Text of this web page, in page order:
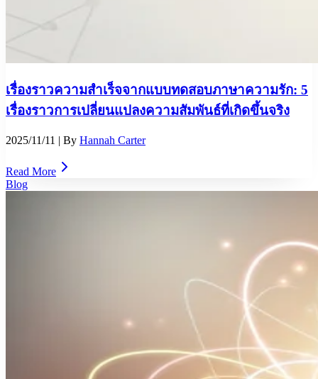
เรื่องราวความสำเร็จจากแบบทดสอบภาษาความรัก: 5
เรื่องราวการเปลี่ยนแปลงความสัมพันธ์ที่เกิดขึ้นจริง
2025/11/11 | By Hannah Carter
Read More
Blog